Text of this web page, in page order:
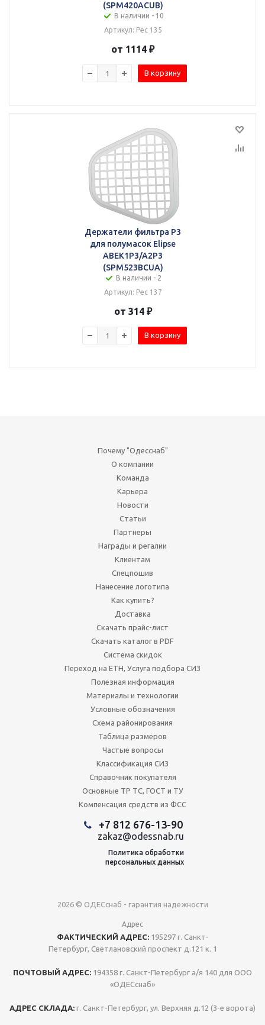
(SPM420ACUB)
В наличии - 10
Артикул: Рес 135
от 1114 ₽
В корзину
Держатели фильтра P3
для полумасок Elipse
ABEK1P3/A2P3
(SPM523BCUA)
В наличии - 2
Артикул: Рес 137
от 314 ₽
В корзину
Почему "Одесснаб"
О компании
Команда
Карьера
Новости
Статьи
Партнеры
Награды и регалии
Клиентам
Спецпошив
Нанесение логотипа
Как купить?
Доставка
Скачать прайс-лист
Скачать каталог в PDF
Система скидок
Переход на ЕТН, Услуга подбора СИЗ
Полезная информация
Материалы и технологии
Условные обозначения
Схема районирования
Таблица размеров
Частые вопросы
Классификация СИЗ
Справочник покупателя
Основные ТР ТС, ГОСТ и ТУ
Компенсация средств из ФСС
+7 812 676-13-90
zakaz@odessnab.ru
Политика обработки
персональных данных
2026 © ОДЕСснаб - гарантия надежности
Адрес
ФАКТИЧЕСКИЙ АДРЕС:195297 г. Санкт-
Петербург, Светлановский проспект д.121 к. 1
ПОЧТОВЫЙ АДРЕС: 194358 г. Санкт-Петербург а/я 140 для ООО
«ОДЕСснаб»
АДРЕС СКЛАДА: г. Санкт-Петербург, ул. Верхняя д.12 (3-е ворота)